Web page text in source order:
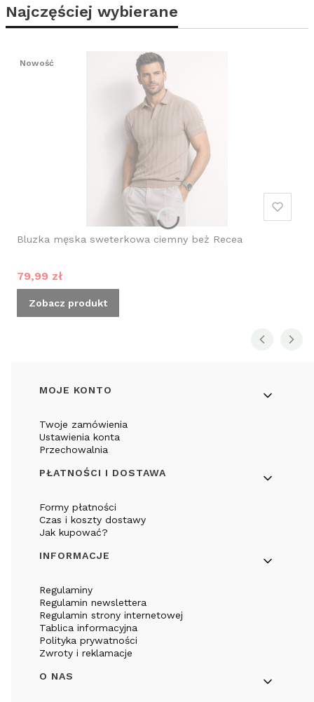
Najczęściej wybierane
Nowość
Bluzka męska sweterkowa ciemny beż Recea
Cena promocyjna
79,99 zł
Zobacz produkt
Linki w stopce
MOJE KONTO
Twoje zamówienia
Ustawienia konta
Przechowalnia
PŁATNOŚCI I DOSTAWA
Formy płatności
Czas i koszty dostawy
Jak kupować?
INFORMACJE
Regulaminy
Regulamin newslettera
Regulamin strony internetowej
Tablica informacyjna
Polityka prywatności
Zwroty i reklamacje
O NAS